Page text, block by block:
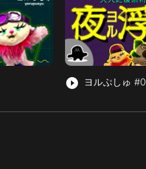
play_circle_filled ヨルぷしゅ